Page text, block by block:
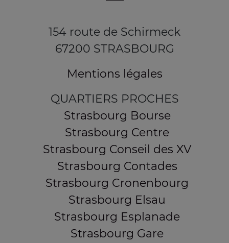
154 route de Schirmeck
67200 STRASBOURG
Mentions légales
QUARTIERS PROCHES
Strasbourg Bourse
Strasbourg Centre
Strasbourg Conseil des XV
Strasbourg Contades
Strasbourg Cronenbourg
Strasbourg Elsau
Strasbourg Esplanade
Strasbourg Gare